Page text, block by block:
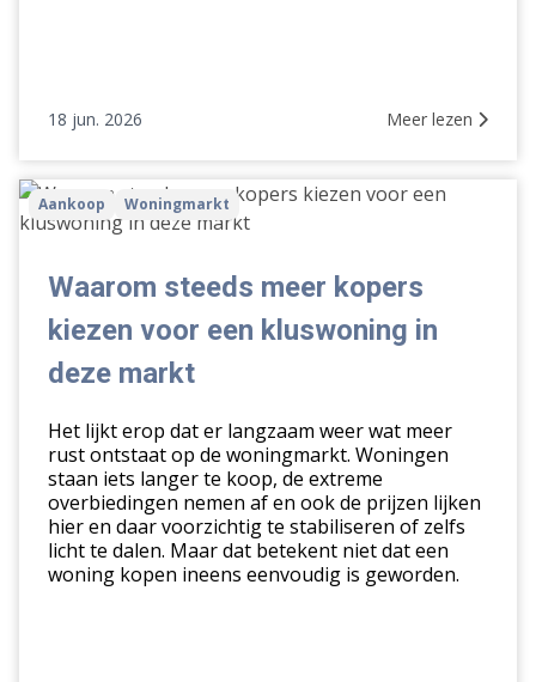
18 jun. 2026 Meer lezen
Waarom
steeds
kopers
voor
een
deze
markt
Aankoop Woningmarkt
Waarom steeds meer kopers
kiezen voor een kluswoning in
deze markt
Het lijkt erop dat er langzaam weer wat meer
rust ontstaat op de woningmarkt. Woningen
staan iets langer te koop, de extreme
overbiedingen nemen af en ook de prijzen lijken
hier en daar voorzichtig te stabiliseren of zelfs
licht te dalen. Maar dat betekent niet dat een
woning kopen ineens eenvoudig is geworden.